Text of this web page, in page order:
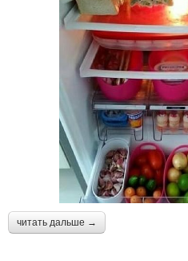
читать дальше →